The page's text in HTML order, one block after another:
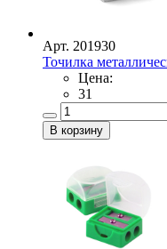
Арт. 201930
Точилка
Цена:
31